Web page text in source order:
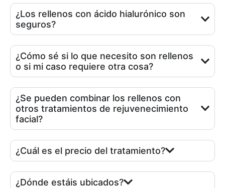
¿Los rellenos con ácido hialurónico son
seguros?
¿Cómo sé si lo que necesito son rellenos
o si mi caso requiere otra cosa?
¿Se pueden combinar los rellenos con
otros tratamientos de rejuvenecimiento
facial?
¿Cuál es el precio del tratamiento?
¿Dónde estáis ubicados?